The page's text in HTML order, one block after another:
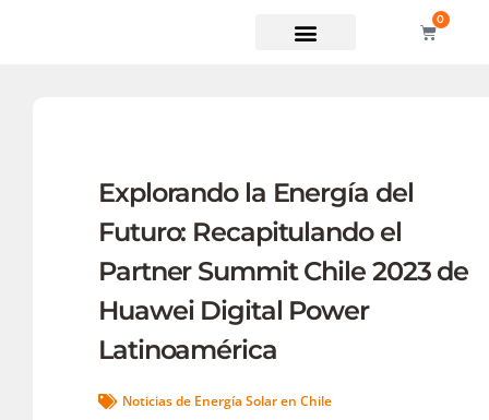
0
Explorando la Energía del
Futuro: Recapitulando el
Partner Summit Chile 2023 de
Huawei Digital Power
Latinoamérica
Noticias de Energía Solar en Chile